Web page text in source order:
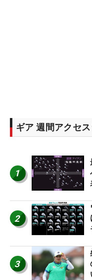
ギア 週間アクセ
1
2
3